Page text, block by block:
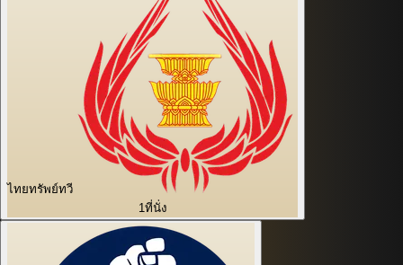
ไทยทรัพย์ทวี
1ที่นั่ง